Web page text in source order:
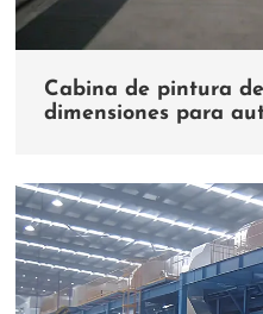
Cabina de pintura
dimensiones para